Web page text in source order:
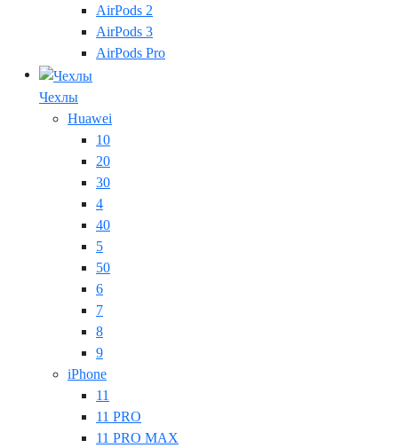
AirPods 2
AirPods 3
AirPods Pro
Чехлы
Huawei
10
20
30
4
40
5
50
6
7
8
9
iPhone
11
11 PRO
11 PRO MAX